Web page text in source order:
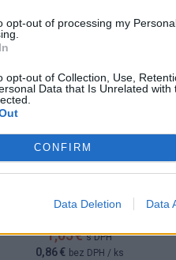
opt-out of processing my
opt-out of Collection, Use,
Data that Is Unrelated
CONFIRM
Data Deletion Data
1,05 € s DPH
0,86 € bez DPH / ks